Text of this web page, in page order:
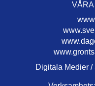
VÅRA
Digitala Medier